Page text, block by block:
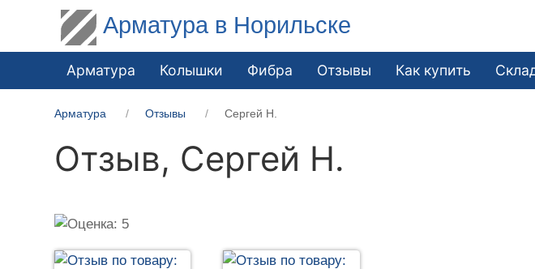
Арматура в Норильске
Арматура Колышки Фибра Отзывы Как купить
Арматура Отзывы Сергей Н.
Отзыв, Сергей Н.